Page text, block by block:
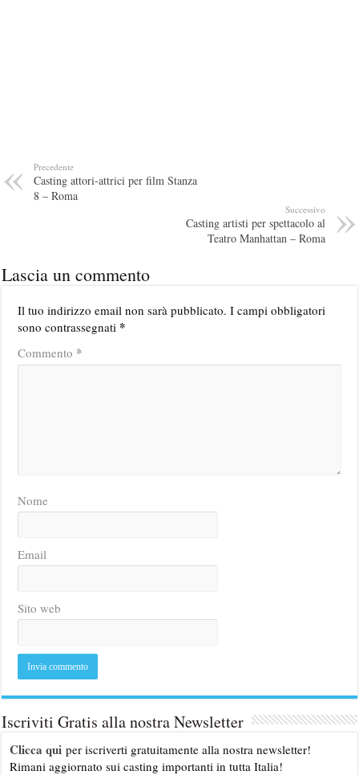
Precedente
Casting attori-attrici per film Stanza
8 – Roma
Successivo
Casting artisti per spettacolo al
Teatro Manhattan – Roma
Lascia un commento
Il tuo indirizzo email non sarà pubblicato. I campi obbligatori
sono contrassegnati *
Commento *
Nome
Email
Sito web
Iscriviti Gratis alla nostra Newsletter
Clicca qui per iscriverti gratuitamente alla nostra newsletter!
Rimani aggiornato sui casting importanti in tutta Italia!